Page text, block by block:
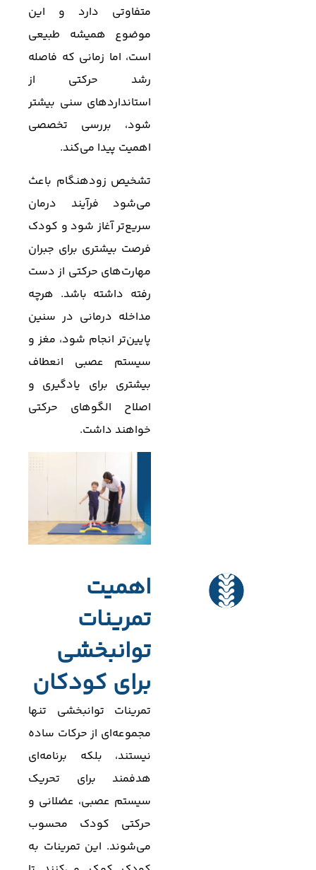
متفاوتی دارد و این
موضوع همیشه طبیعی
است، اما زمانی که فاصله
رشد حرکتی از
استانداردهای سنی بیشتر
شود، بررسی تخصصی
اهمیت پیدا می‌کند.
تشخیص زودهنگام باعث
می‌شود فرآیند درمان
سریع‌تر آغاز شود و کودک
فرصت بیشتری برای جبران
مهارت‌های حرکتی از دست
رفته داشته باشد. هرچه
مداخله درمانی در سنین
پایین‌تر انجام شود، مغز و
سیستم عصبی انعطاف
بیشتری برای یادگیری و
اصلاح الگوهای حرکتی
خواهند داشت.
اهمیت
تمرینات
توانبخشی
برای کودکان
تمرینات توانبخشی تنها
مجموعه‌ای از حرکات ساده
نیستند، بلکه برنامه‌ای
هدفمند برای تحریک
سیستم عصبی، عضلانی و
حرکتی کودک محسوب
می‌شوند. این تمرینات به